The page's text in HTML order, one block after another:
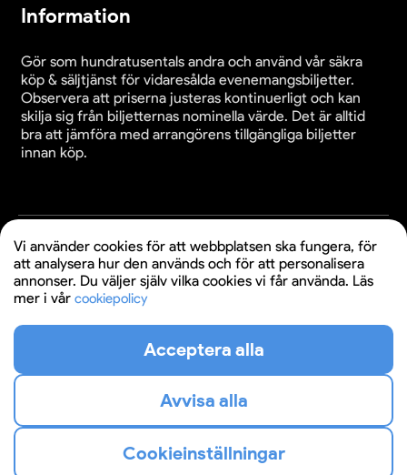
Information
Gör som hundratusentals andra och använd vår säkra
köp & säljtjänst för vidaresålda evenemangsbiljetter.
Observera att priserna justeras kontinuerligt och kan
skilja sig från biljetternas nominella värde. Det är alltid
bra att jämföra med arrangörens tillgängliga biljetter
innan köp.
Användande av denna webbplats bekräftar godkännande
av webbplatsensköpvillkor,integritetspolicyoch
Vi använder cookies för att webbplatsen ska fungera, för
att analysera hur den används och för att personalisera
annonser. Du väljer själv vilka cookies vi får använda. Läs
mer i vår cookiepolicy
Acceptera alla
Avvisa alla
Cookieinställningar